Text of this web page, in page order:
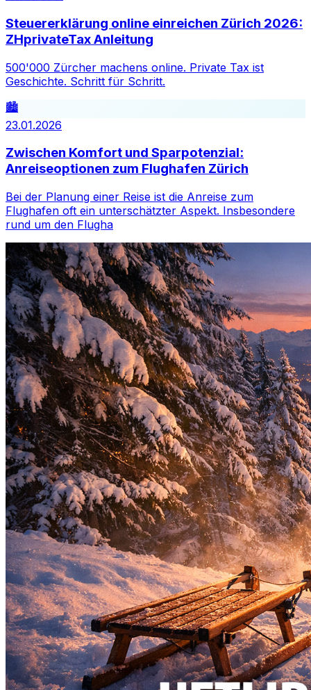
Steuererklärung online einreichen Zürich 2026:
ZHprivateTax Anleitung
500'000 Zürcher machens online. Private Tax ist
Geschichte. Schritt für Schritt.
🏙️
23.01.2026
Zwischen Komfort und Sparpotenzial:
Anreiseoptionen zum Flughafen Zürich
Bei der Planung einer Reise ist die Anreise zum
Flughafen oft ein unterschätzter Aspekt. Insbesondere
rund um den Flugha